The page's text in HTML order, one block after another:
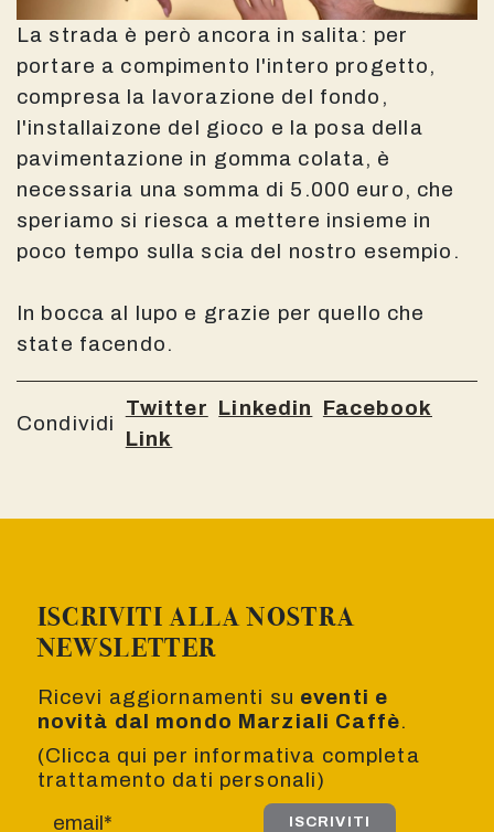
La strada è però ancora in salita: per
portare a compimento l'intero progetto,
compresa la lavorazione del fondo,
l'installaizone del gioco e la posa della
pavimentazione in gomma colata, è
necessaria una somma di 5.000 euro, che
speriamo si riesca a mettere insieme in
poco tempo sulla scia del nostro esempio.
In bocca al lupo e grazie per quello che
state facendo.
Condividi
Twitter Linkedin
Facebook
Link
ISCRIVITI ALLA NOSTRA
NEWSLETTER
Ricevi aggiornamenti su eventi e
novità dal mondo Marziali Caffè.
(Clicca qui per informativa completa
trattamento dati personali)
ISCRIVITI